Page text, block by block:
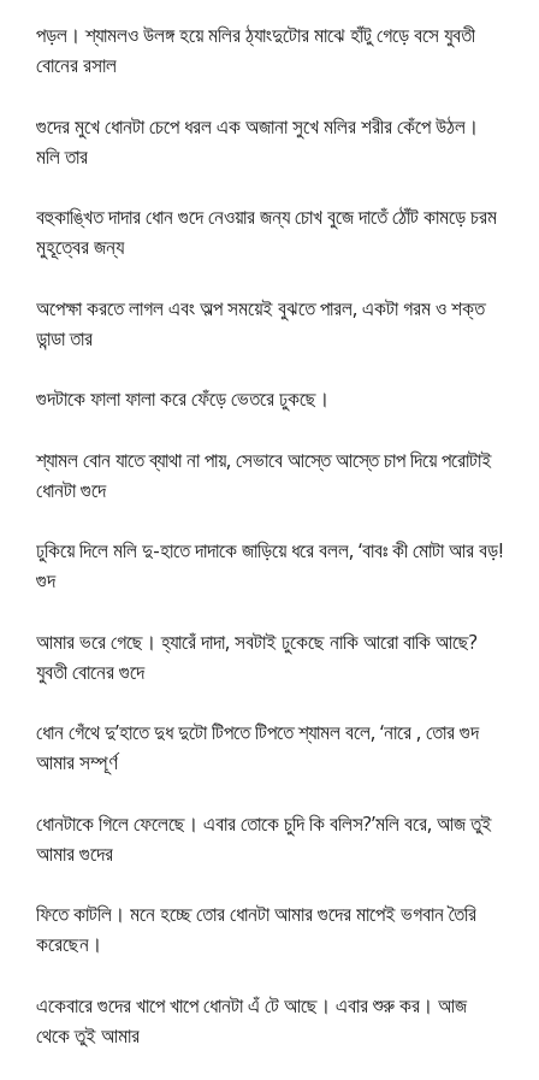
পড়ল। শ্যামলও উলঙ্গ হয়ে মলির ঠ্যাংদুটোর মাঝে হাঁটু গেড়ে বসে যুবতী
বোনের রসাল
গুদের মুখে ধোনটা চেপে ধরল এক অজানা সুখে মলির শরীর কেঁপে উঠল।
মলি তার
বহুকাঙ্খিত দাদার ধোন গুদে নেওয়ার জন্য চোখ বুজে দাতেঁ ঠোঁট কামড়ে চরম
মুহূত্বের জন্য
অপেক্ষা করতে লাগল এবং অল্প সময়েই বুঝতে পারল, একটা গরম ও শক্ত
ডান্ডা তার
গুদটাকে ফালা ফালা করে ফেঁড়ে ভেতরে ঢুকছে।
শ্যামল বোন যাতে ব্যাথা না পায়, সেভাবে আস্তে আস্তে চাপ দিয়ে পরোটাই
ধোনটা গুদে
ঢুকিয়ে দিলে মলি দু-হাতে দাদাকে জাড়িয়ে ধরে বলল, ‘বাবঃ কী মোটা আর বড়!
গুদ
আমার ভরে গেছে। হ্যারেঁ দাদা, সবটাই ঢুকেছে নাকি আরো বাকি আছে?
যুবতী বোনের গুদে
ধোন গেঁথে দু’হাতে দুধ দুটো টিপতে টিপতে শ্যামল বলে, ‘নারে , তোর গুদ
আমার সম্পূর্ণ
ধোনটাকে গিলে ফেলেছে। এবার তোকে চুদি কি বলিস?’মলি বরে, আজ তুই
আমার গুদের
ফিতে কাটলি। মনে হচ্ছে তোর ধোনটা আমার গুদের মাপেই ভগবান তৈরি
করেছেন।
একেবারে গুদের খাপে খাপে ধোনটা এঁ টে আছে। এবার শুরু কর। আজ
থেকে তুই আমার